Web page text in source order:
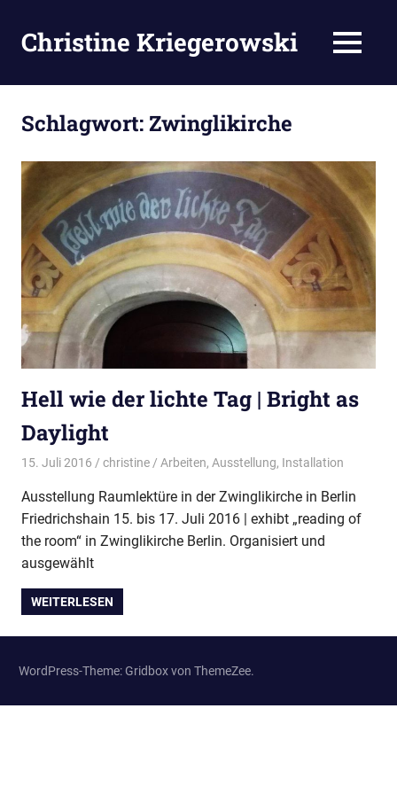
Inhalt
springen
Christine Kriegerowski MENÜ
Schlagwort:Zwinglikirche
Hell wie der lichte Tag | Bright as
Daylight
15. Juli 2016 christine Arbeiten, Ausstellung, Installation
Ausstellung Raumlektüre in der Zwinglikirche in Berlin
Friedrichshain 15. bis 17. Juli 2016 | exhibt „reading of
the room“ in Zwinglikirche Berlin. Organisiert und
ausgewählt
WEITERLESEN
WordPress-Theme: Gridbox von ThemeZee.